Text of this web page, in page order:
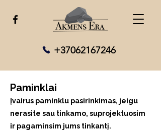
+37062167246
Paminklai
Įvairus paminklu pasirinkimas, jeigu
nerasite sau tinkamo, suprojektuosim
ir pagaminsim jums tinkantį.